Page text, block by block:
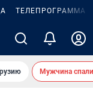
ТЕЛЕПРОГРАММА
Мужчина